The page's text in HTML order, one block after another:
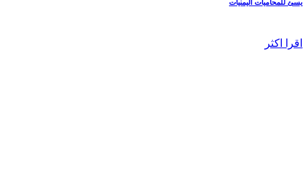
يسئ للمحاميات اليمنيات
اقرا اكثر